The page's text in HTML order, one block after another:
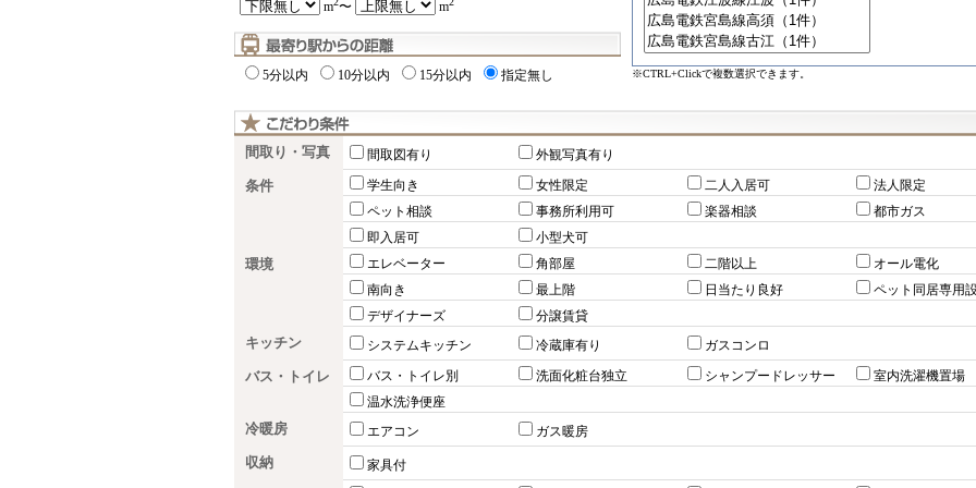
m 〜 m
5分以内 10分以内 15分以内 指定無し ※CTRL+Clickで複数選択できます。
間取り・写真 間取図有り 外観写真有り
条件 学生向き 女性限定 二人入居可
法人限定
ペット相談
事務所利用可 楽器相談
都市ガス
即入居可
小型犬可
環境 エレベーター 角部屋 二階以上
オール電化
南向き
最上階 日当たり良好
ペット同居専用
デザイナーズ
分譲賃貸
キッチン システムキッチン 冷蔵庫有り ガスコンロ
バス・トイレ バス・トイレ別 洗面化粧台独立 シャンプードレッサー
室内洗濯機置場
温水洗浄便座
冷暖房 エアコン ガス暖房
収納 家具付